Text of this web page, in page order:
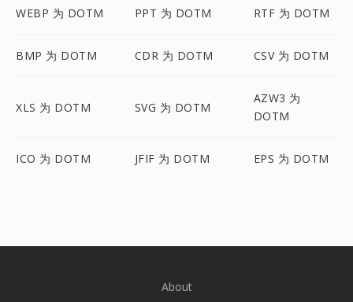
WEBP 为 DOTM PPT 为 DOTM RTF 为 DOTM
BMP 为 DOTM CDR 为 DOTM CSV 为 DOTM
XLS 为 DOTM SVG 为 DOTM
AZW3 为
DOTM
ICO 为 DOTM JFIF 为 DOTM EPS 为 DOTM
About